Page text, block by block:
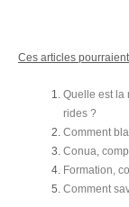
Ces articles
Quelle est la
rides ?
Comment
Conua,
Formation,
Comment